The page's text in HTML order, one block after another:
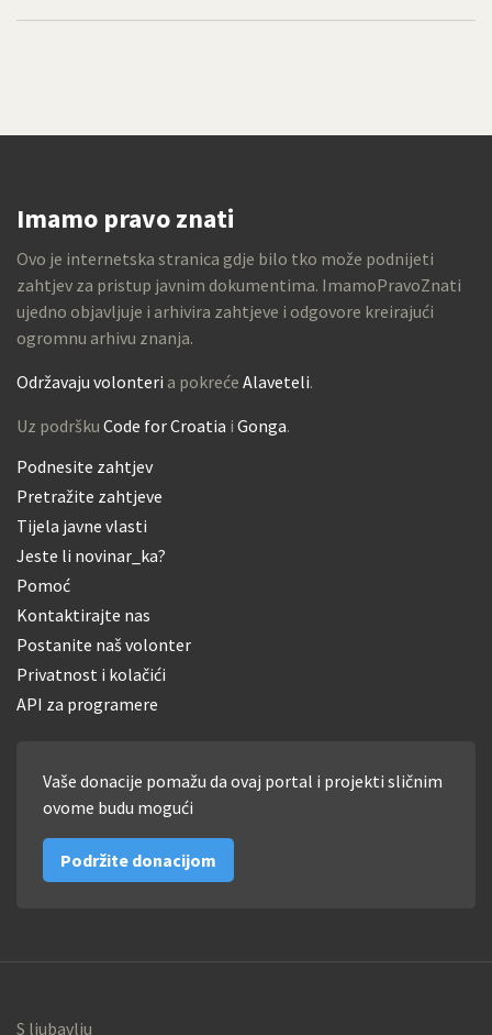
Imamo pravo znati
Ovo je internetska stranica gdje bilo tko može podnijeti
zahtjev za pristup javnim dokumentima. ImamoPravoZnati
ujedno objavljuje i arhivira zahtjeve i odgovore kreirajući
ogromnu arhivu znanja.
Održavaju volonteri a pokreće Alaveteli.
Uz podršku Code for Croatia i Gonga.
Podnesite zahtjev
Pretražite zahtjeve
Tijela javne vlasti
Jeste li novinar_ka?
Pomoć
Kontaktirajte nas
Postanite naš volonter
Privatnost i kolačići
API za programere
Vaše donacije pomažu da ovaj portal i projekti sličnim
ovome budu mogući
Podržite donacijom
S ljubavlju